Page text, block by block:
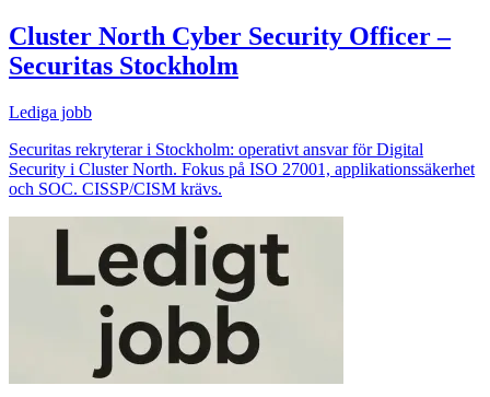
Cluster North Cyber Security Officer –
Securitas Stockholm
Lediga jobb
Securitas rekryterar i Stockholm: operativt ansvar för Digital
Security i Cluster North. Fokus på ISO 27001, applikationssäkerhet
och SOC. CISSP/CISM krävs.